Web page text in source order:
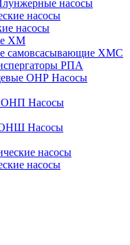
насосы
насосы
ХМ
самовсасывающие ХМС
РПА
Насосы
Насосы
Насосы
насосы